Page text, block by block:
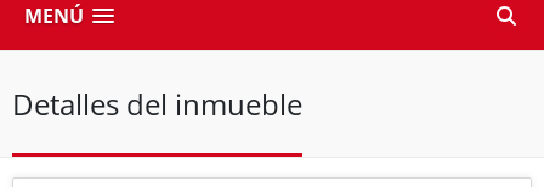
MENÚ
Detalles del inmueble